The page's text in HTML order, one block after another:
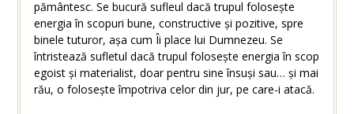
pământesc. Se bucură sufleul dacă trupul folosește
energia în scopuri bune, constructive și pozitive, spre
binele tuturor, așa cum Îi place lui Dumnezeu. Se
întristează sufletul dacă trupul folosește energia în scop
egoist și materialist, doar pentru sine însuși sau… și mai
rău, o folosește împotriva celor din jur, pe care-i atacă.